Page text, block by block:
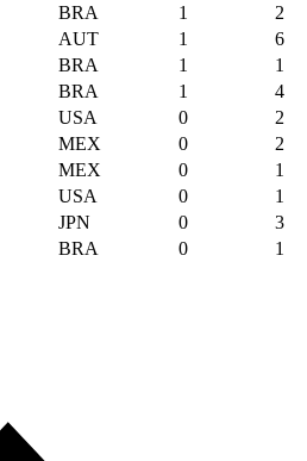
BRA 1
2
AUT 1
6
BRA 1
1
BRA 1
4
USA 0
2
MEX 0
2
MEX 0
1
USA 0
1
JPN 0
3
BRA 0
1